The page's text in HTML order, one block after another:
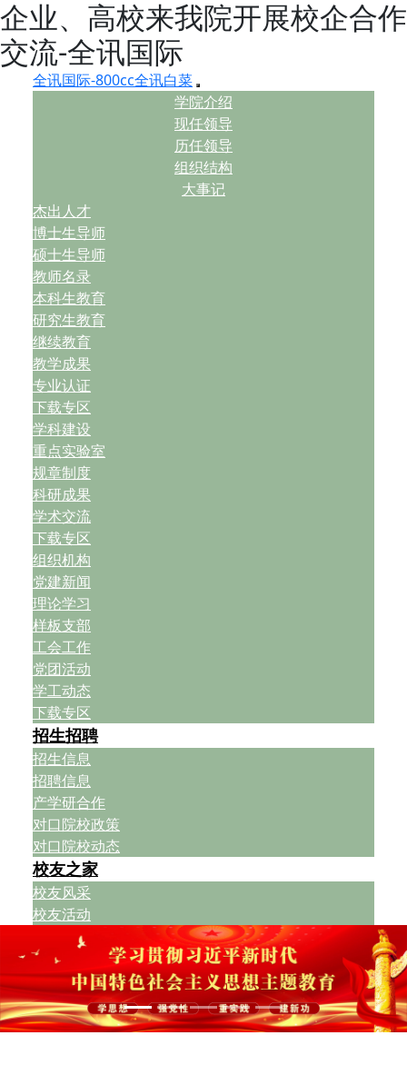
企业、高校来我院开展校企合作
交流-全讯国际
全讯国际-800cc全讯白菜
学院介绍
现任领导
历任领导
组织结构
大事记
杰出人才
博士生导师
硕士生导师
教师名录
本科生教育
研究生教育
继续教育
教学成果
专业认证
下载专区
学科建设
重点实验室
规章制度
科研成果
学术交流
下载专区
组织机构
党建新闻
理论学习
样板支部
工会工作
党团活动
学工动态
下载专区
招生招聘
招生信息
招聘信息
产学研合作
对口院校政策
对口院校动态
校友之家
校友风采
校友活动